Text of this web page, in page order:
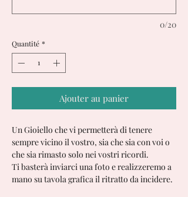
0/20
Quantité *
Ajouter au panier
Un Gioiello che vi permetterà di tenere
sempre vicino il vostro, sia che sia con voi o
che sia rimasto solo nei vostri ricordi.
Ti basterà inviarci una foto e realizzeremo a
mano su tavola grafica il ritratto da incidere.